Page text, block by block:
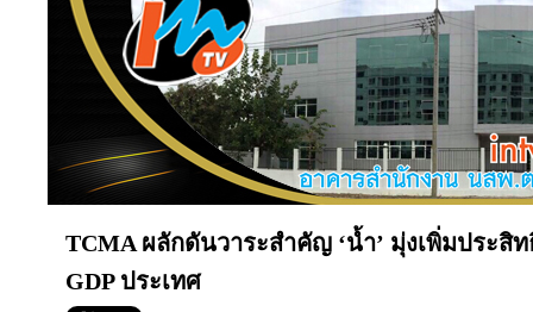
TCMA ผลักดันวาระสำคัญ ‘น้ำ’ มุ่งเพิ่มประสิ
GDP ประเทศ